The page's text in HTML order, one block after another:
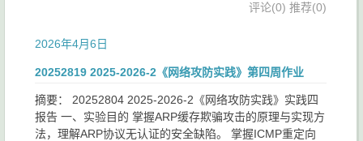
评论(0) 推荐(0)
2026年4月6日
20252819 2025-2026-2《网络攻防实践》第四周作业
摘要： 20252804 2025-2026-2《网络攻防实践》实践四
报告 一、实验目的 掌握ARP缓存欺骗攻击的原理与实现方
法，理解ARP协议无认证的安全缺陷。 掌握ICMP重定向